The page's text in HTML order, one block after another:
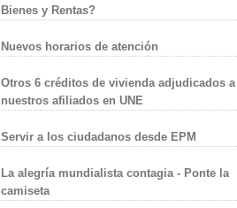
Bienes y Rentas?
Nuevos horarios de atención
Otros 6 créditos de vivienda adjudicados a
nuestros afiliados en UNE
Servir a los ciudadanos desde EPM
La alegría mundialista contagia - Ponte la
camiseta